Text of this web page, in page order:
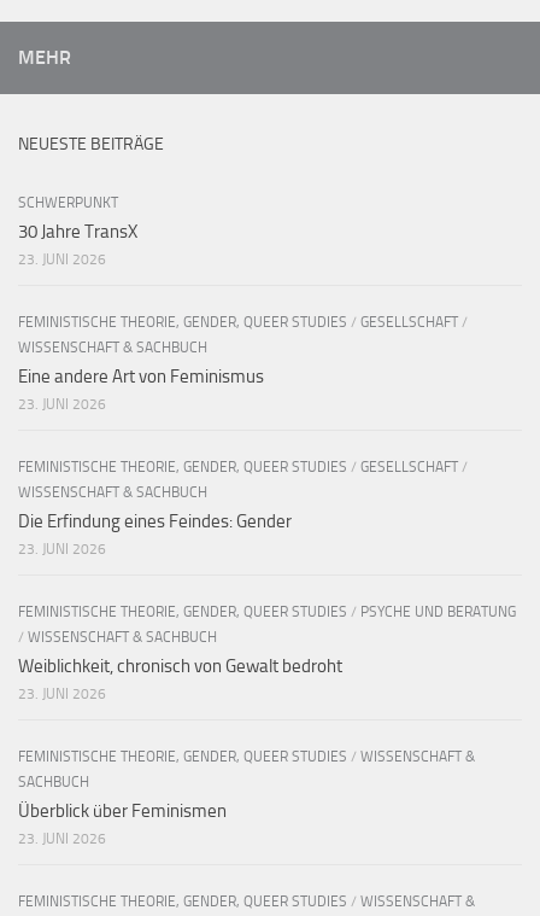
MEHR
NEUESTE BEITRÄGE
SCHWERPUNKT
30 Jahre TransX
23. JUNI 2026
FEMINISTISCHE THEORIE, GENDER, QUEER STUDIES / GESELLSCHAFT /
WISSENSCHAFT & SACHBUCH
Eine andere Art von Feminismus
23. JUNI 2026
FEMINISTISCHE THEORIE, GENDER, QUEER STUDIES / GESELLSCHAFT /
WISSENSCHAFT & SACHBUCH
Die Erfindung eines Feindes: Gender
23. JUNI 2026
FEMINISTISCHE THEORIE, GENDER, QUEER STUDIES / PSYCHE UND BERATUNG
/ WISSENSCHAFT & SACHBUCH
Weiblichkeit, chronisch von Gewalt bedroht
23. JUNI 2026
FEMINISTISCHE THEORIE, GENDER, QUEER STUDIES / WISSENSCHAFT &
SACHBUCH
Überblick über Feminismen
23. JUNI 2026
FEMINISTISCHE THEORIE, GENDER, QUEER STUDIES / WISSENSCHAFT &